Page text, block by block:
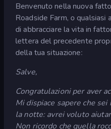
Benvenuto nella nuova
Roadside Farm, o qualsiasi
di abbracciare la vita in
lettera del precedente
della tua situazione:
Salve,
Congratulazioni per aver
Mi dispiace sapere che
la notte: avrei voluto
Non ricordo che quella